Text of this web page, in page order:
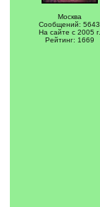
Москва
Сообщений: 5643
На сайте с 2005 г.
Рейтинг: 1669